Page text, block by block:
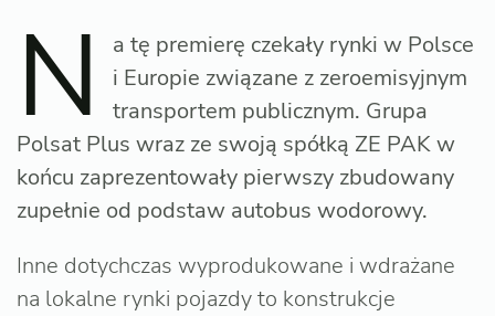
N
a tę premierę czekały rynki w Polsce
i Europie związane z zeroemisyjnym
transportem publicznym. Grupa
Polsat Plus wraz ze swoją spółką ZE PAK w
końcu zaprezentowały pierwszy zbudowany
zupełnie od podstaw autobus wodorowy.
Inne dotychczas wyprodukowane i wdrażane
na lokalne rynki pojazdy to konstrukcje